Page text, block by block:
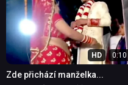
HD 0:10
Zde přichází manželka...